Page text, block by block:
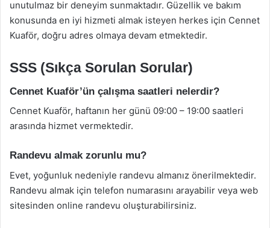
unutulmaz bir deneyim sunmaktadır. Güzellik ve bakım
konusunda en iyi hizmeti almak isteyen herkes için Cennet
Kuaför, doğru adres olmaya devam etmektedir.
SSS (Sıkça Sorulan Sorular)
Cennet Kuaför’ün çalışma saatleri nelerdir?
Cennet Kuaför, haftanın her günü 09:00 – 19:00 saatleri
arasında hizmet vermektedir.
Randevu almak zorunlu mu?
Evet, yoğunluk nedeniyle randevu almanız önerilmektedir.
Randevu almak için telefon numarasını arayabilir veya web
sitesinden online randevu oluşturabilirsiniz.